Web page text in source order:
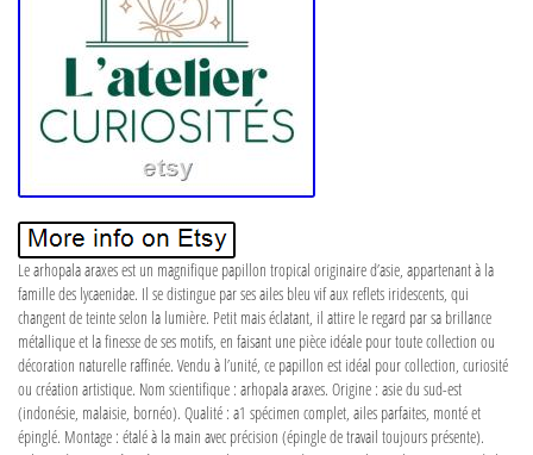
Le arhopala araxes est un magnifique papillon tropical originaire d’asie, appartenant à la
famille des lycaenidae. Il se distingue par ses ailes bleu vif aux reflets iridescents, qui
changent de teinte selon la lumière. Petit mais éclatant, il attire le regard par sa brillance
métallique et la finesse de ses motifs, en faisant une pièce idéale pour toute collection ou
décoration naturelle raffinée. Vendu à l’unité, ce papillon est idéal pour collection, curiosité
ou création artistique. Nom scientifique : arhopala araxes. Origine : asie du sud-est
(indonésie, malaisie, bornéo). Qualité : a1 spécimen complet, ailes parfaites, monté et
épinglé. Montage : étalé à la main avec précision (épingle de travail toujours présente).